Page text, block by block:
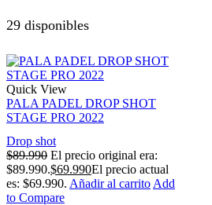
29 disponibles
Quick View
PALA PADEL DROP SHOT
STAGE PRO 2022
Drop shot
$89.990 El precio original era:
$89.990.$69.990El precio actual
es: $69.990. Añadir al carrito Add
to Compare